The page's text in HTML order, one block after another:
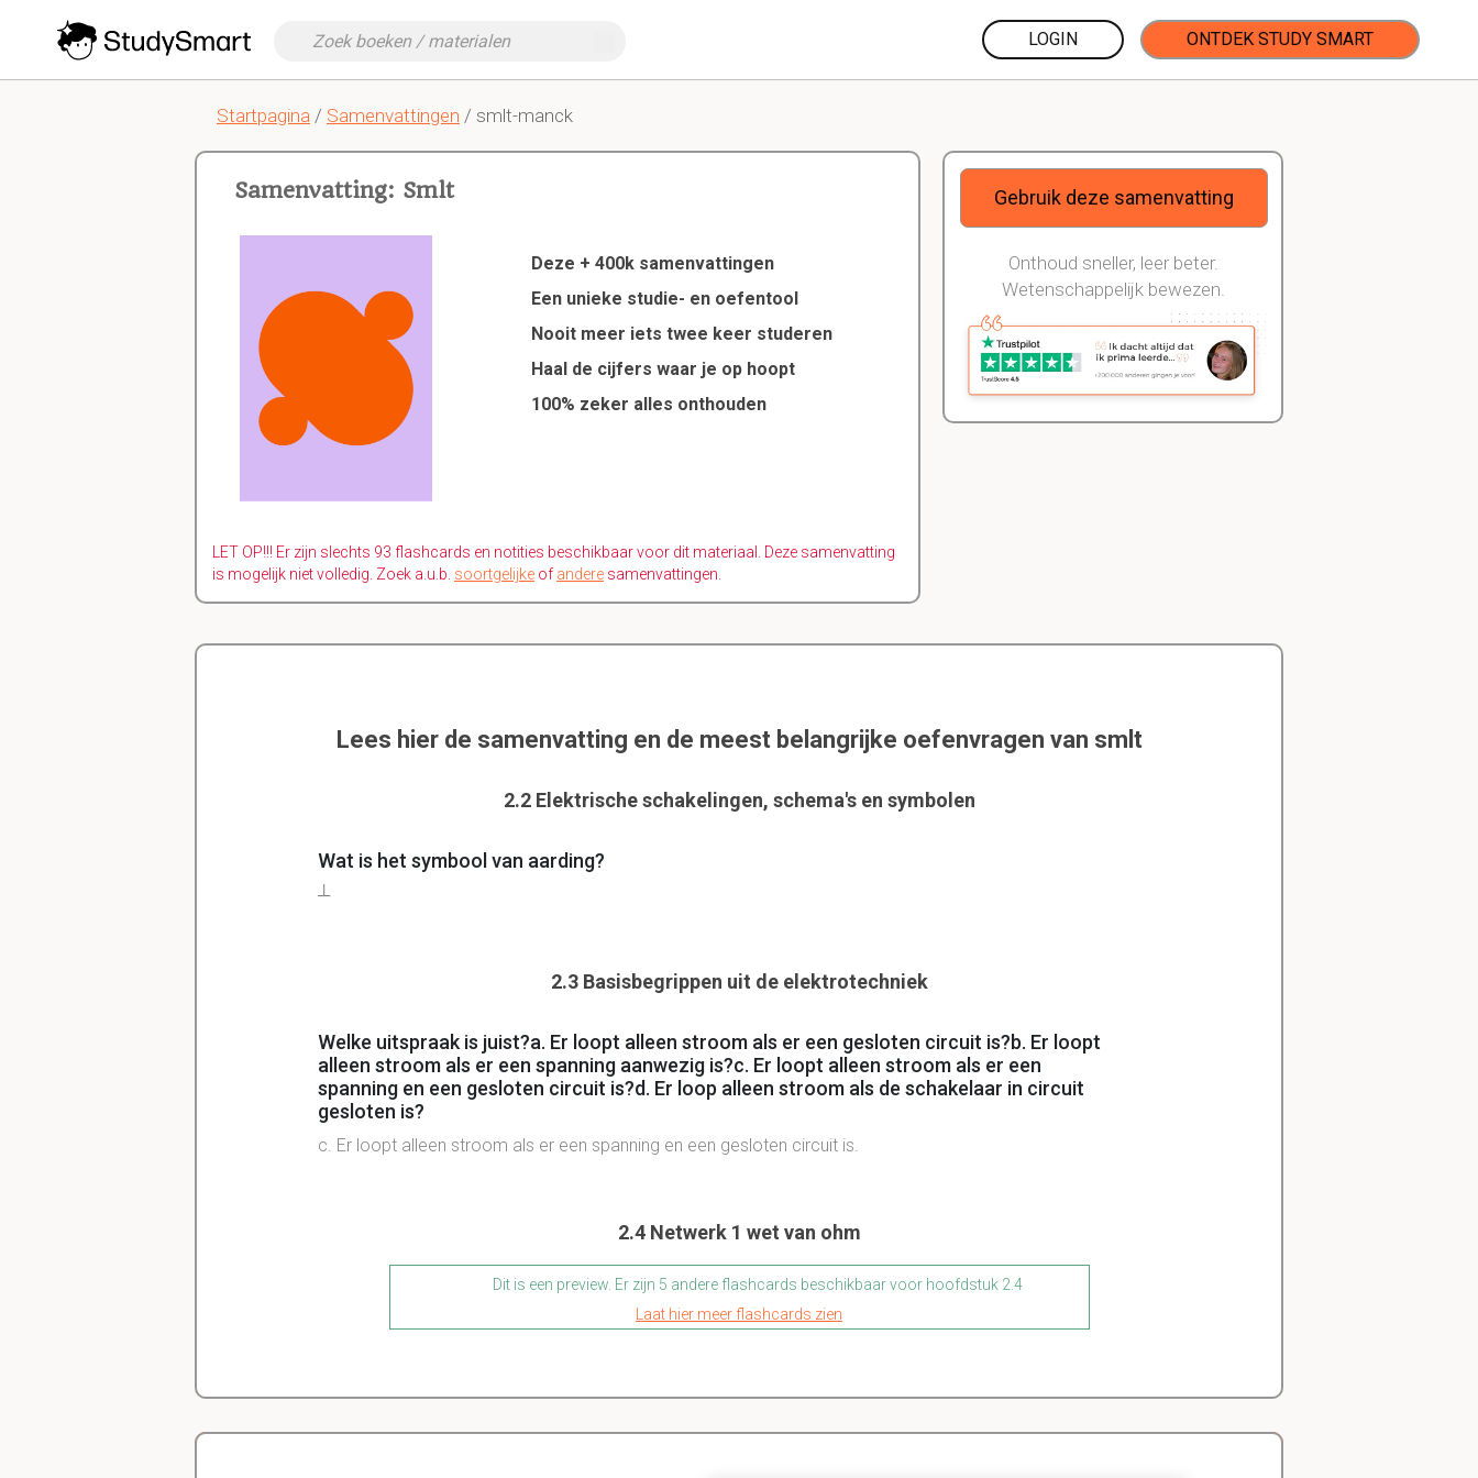
LOGIN ONTDEK STUDY SMART
Startpagina / Samenvattingen / smlt-manck
Samenvatting: Smlt
Deze + 400k samenvattingen
Een unieke studie- en oefentool
Nooit meer iets twee keer studeren
Haal de cijfers waar je op hoopt
100% zeker alles onthouden
LET OP!!! Er zijn slechts 93 flashcards en notities beschikbaar voor dit materiaal. Deze samenvatting
is mogelijk niet volledig. Zoek a.u.b. soortgelijke of andere samenvattingen.
Gebruik deze samenvatting
Onthoud sneller, leer beter.
Wetenschappelijk bewezen.
Lees hier de samenvatting en de meest belangrijke oefenvragen van smlt
2.2 Elektrische schakelingen, schema's en symbolen
Wat is het symbool van aarding?
┴
2.3 Basisbegrippen uit de elektrotechniek
Welke uitspraak is juist?a. Er loopt alleen stroom als er een gesloten circuit is?b. Er loopt
alleen stroom als er een spanning aanwezig is?c. Er loopt alleen stroom als er een
spanning en een gesloten circuit is?d. Er loop alleen stroom als de schakelaar in circuit
gesloten is?
c. Er loopt alleen stroom als er een spanning en een gesloten circuit is.
2.4 Netwerk 1 wet van ohm
Dit is een preview. Er zijn 5 andere flashcards beschikbaar voor hoofdstuk 2.4
Laat hier meer flashcards zien
U=IxR